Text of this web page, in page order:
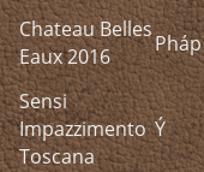
Chateau Belles
Eaux 2016
Pháp
Sensi
Impazzimento
Toscana
Ý